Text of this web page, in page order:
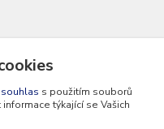
souhlas s použitím souborů
týkající se Vašich